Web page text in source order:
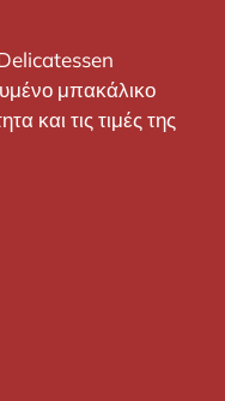
μπακάλικο
και τις τιμές της